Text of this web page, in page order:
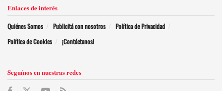
Enlaces de interés
Quiénes Somos Publicitá con nosotros
Política de Privacidad
Política de Cookies
¡Contáctanos!
Seguínos en nuestras redes